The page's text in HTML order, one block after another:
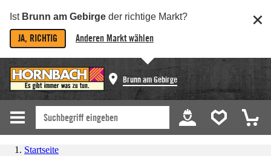
Ist Brunn am Gebirge der richtige Markt?
JA, RICHTIG Anderen Markt wählen
Brunn am Gebirge
Startseite